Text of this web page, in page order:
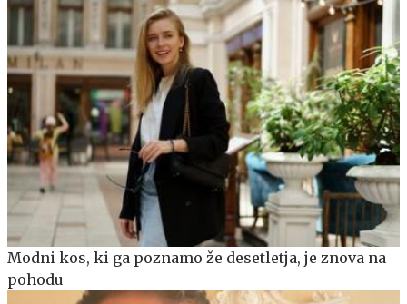
Modni kos, ki ga poznamo že desetletja, je znova na
pohodu